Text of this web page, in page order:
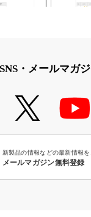
タ
・メールマガ
新製品の情報などの最新情報
メールマガジン無料登録